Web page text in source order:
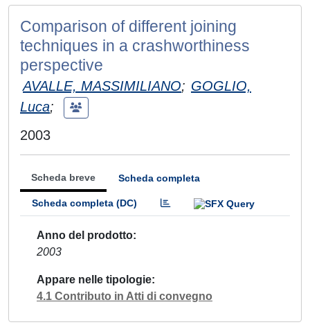
Comparison of different joining
techniques in a crashworthiness
perspective
AVALLE, MASSIMILIANO; GOGLIO,
Luca;
2003
Scheda breve Scheda completa
Scheda completa (DC)
Anno del prodotto
2003
Appare nelle tipologie
4.1 Contributo in Atti di convegno